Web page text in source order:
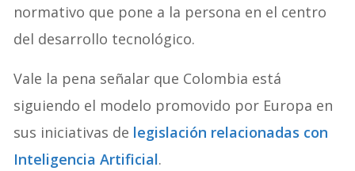
normativo que pone a la persona en el centro
del desarrollo tecnológico.
Vale la pena señalar que Colombia está
siguiendo el modelo promovido por Europa en
sus iniciativas de legislación relacionadas con
Inteligencia Artificial.